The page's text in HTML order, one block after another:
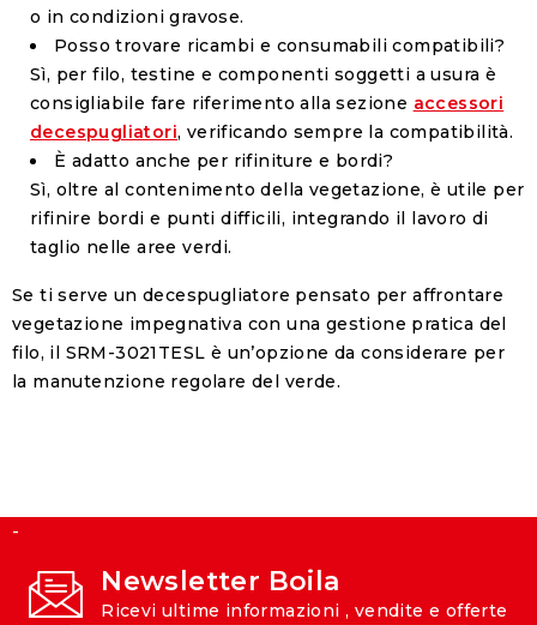
o in condizioni gravose.
Posso trovare ricambi e consumabili compatibili?
Sì, per filo, testine e componenti soggetti a usura è
consigliabile fare riferimento alla sezione accessori
decespugliatori, verificando sempre la compatibilità.
È adatto anche per rifiniture e bordi?
Sì, oltre al contenimento della vegetazione, è utile per
rifinire bordi e punti difficili, integrando il lavoro di
taglio nelle aree verdi.
Se ti serve un decespugliatore pensato per affrontare
vegetazione impegnativa con una gestione pratica del
filo, il SRM-3021TESL è un’opzione da considerare per
la manutenzione regolare del verde.
-
Newsletter Boila
Ricevi ultime informazioni , vendite e offerte